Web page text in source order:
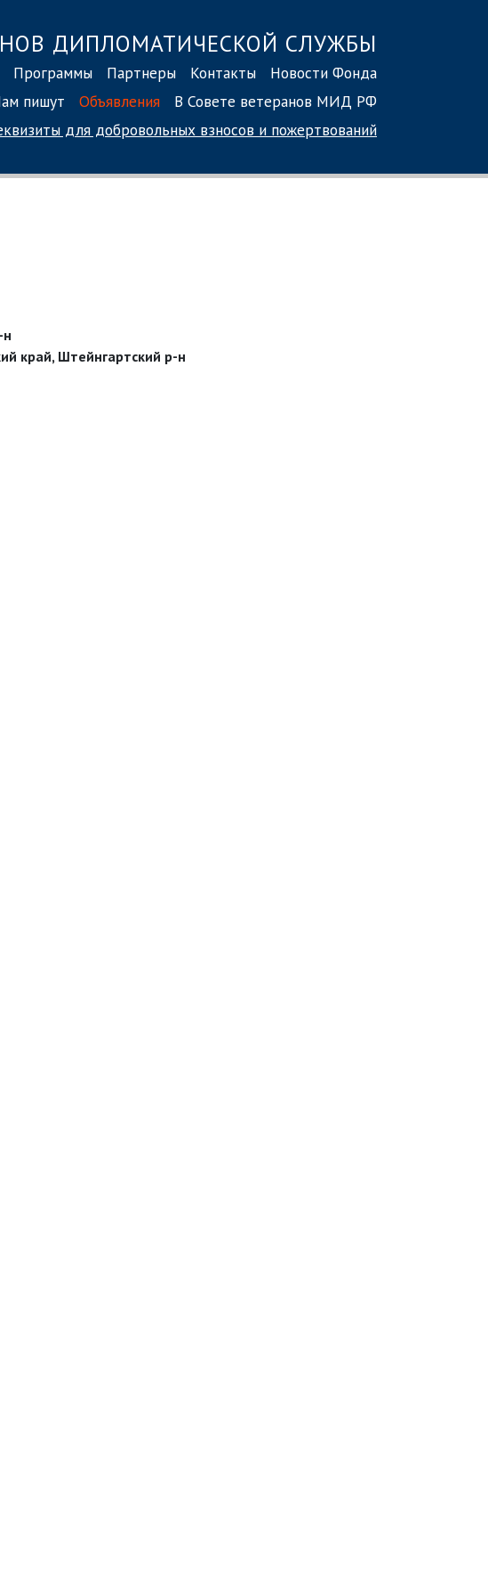
ДИПЛОМАТИЧЕСКОЙ СЛУЖБЫ
Программы Партнеры Контакты
Новости Фонда
пишут Объявления
В Совете ветеранов МИД РФ
для добровольных взносов и пожертвований
н
край, Штейнгартский р-н